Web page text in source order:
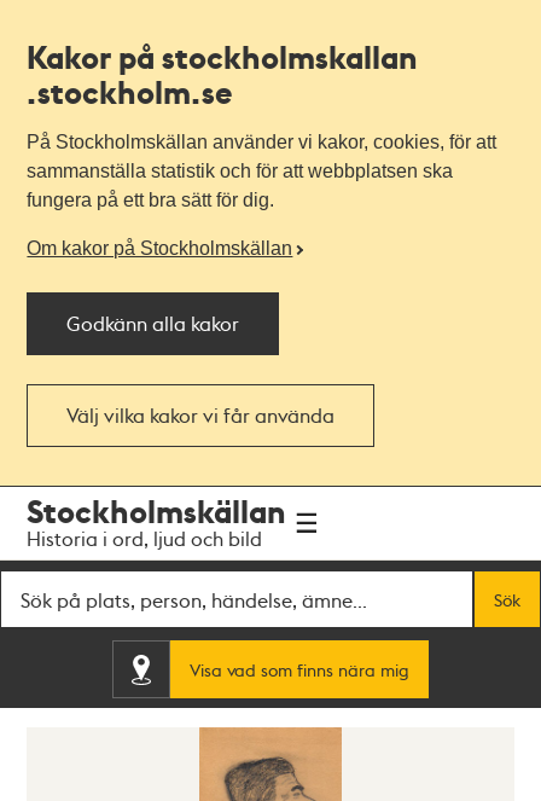
Kakor på stockholmskallan
.stockholm.se
På Stockholmskällan använder vi kakor, cookies, för att
sammanställa statistik och för att webbplatsen ska
fungera på ett bra sätt för dig.
Om kakor på Stockholmskällan
Godkänn alla kakor
Välj vilka kakor vi får använda
navigationen
huvudinnehållet
Stockholmskällan
Historia i ord, ljud och bild
Sök
Visa vad som finns nära mig